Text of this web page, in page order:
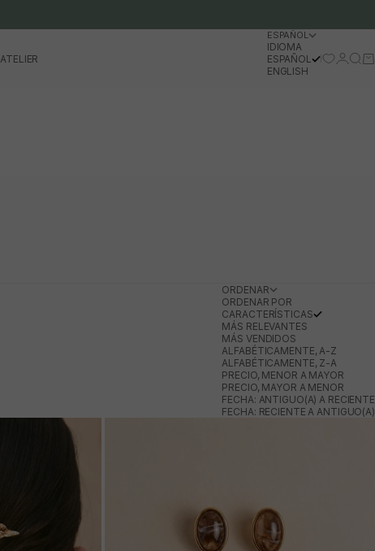
ATELIER
ESPAÑOL
IDIOMA
ESPAÑOL
ENGLISH
Iniciar
ORDENAR
ORDENAR POR
CARACTERÍSTICAS
MÁS RELEVANTES
MÁS VENDIDOS
ALFABÉTICAMENTE, A-Z
ALFABÉTICAMENTE, Z-A
PRECIO, MENOR A MAYOR
PRECIO, MAYOR A MENOR
FECHA: ANTIGUO(A) A RECIENTE
FECHA: RECIENTE A ANTIGUO(A)